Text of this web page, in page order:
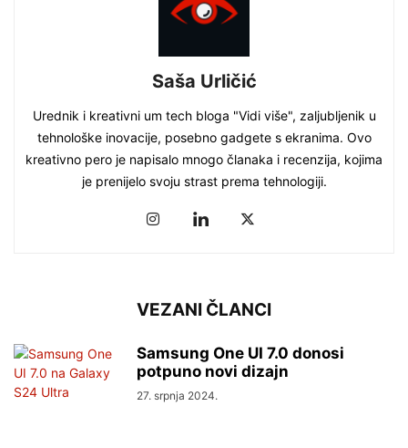
Saša Urličić
Urednik i kreativni um tech bloga "Vidi više", zaljubljenik u
tehnološke inovacije, posebno gadgete s ekranima. Ovo
kreativno pero je napisalo mnogo članaka i recenzija, kojima
je prenijelo svoju strast prema tehnologiji.
VEZANI ČLANCI
Samsung One UI 7.0 donosi
potpuno novi dizajn
27. srpnja 2024.